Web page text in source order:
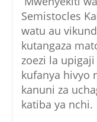
Semistocles
watu au
kutangaza
zoezi la
kufanya hivyo
kanuni za
katiba ya nchi.